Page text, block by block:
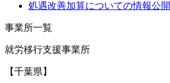
処遇改善加算についての情報公開
事業所一覧
就労移行支援事業所
【千葉県】